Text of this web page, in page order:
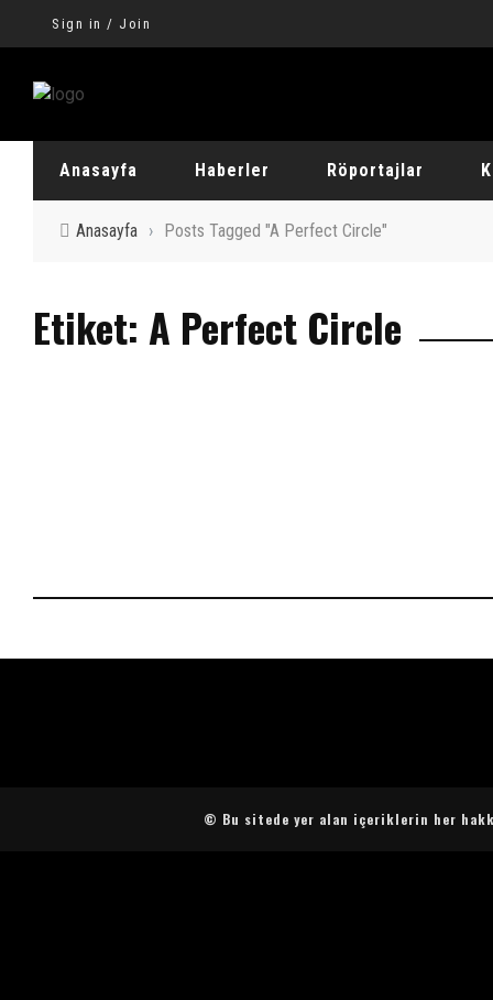
Sign in / Join
Anasayfa Haberler Röportajlar
Yabancı Röportaj
Anasayfa › Posts Tagged "A Perfect Circle"
Etiket: A Perfect Circle
© Bu sitede yer alan içeriklerin her